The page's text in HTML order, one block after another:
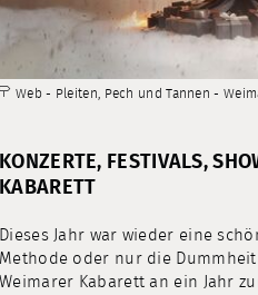
Web - Pleiten, Pech und Tannen -
KONZERTE, FESTIVALS,
KABARETT
Dieses Jahr war wieder eine
Methode oder nur die
Weimarer Kabarett an ein Jahr